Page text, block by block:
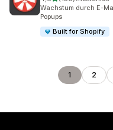
130 Rezensionen
Wachstum durch E-
Popups
Built for Shopify
1 2